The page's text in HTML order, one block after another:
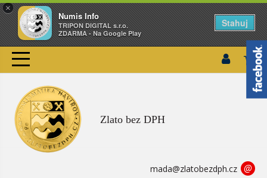
×
Numis Info
TRIPON DIGITAL s.r.o.
ZDARMA - Na Google Play
Stahuj
Zlato bez DPH
mada@zlatobezdph.cz @